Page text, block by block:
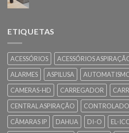
ETIQUETAS
ACESSÓRIOS ACESSÓRIOS
ALARMES
ASPILUSA
CAMERAS-HD
CARREGADOR
CENTRAL ASPIRAÇÃO
CÂMARAS IP
DAHUA DI-O
EL-